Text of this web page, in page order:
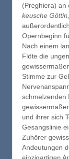
(Preghiera) an
keusche
Opernbeginn
Nach einem
Flöte die
Stimme zur
schmelzenden
und ihrer sich
Gesangslinie
Zuhörer
Andeutungen